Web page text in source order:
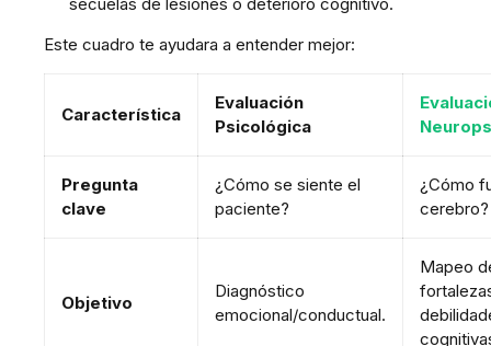
Este cuadro te ayudara a entender mejor:
Característica
Evaluación
Psicológica
Pregunta
clave
¿Cómo se siente el
paciente?
¿Cómo
cerebro?
Objetivo
Diagnóstico
emocional/conductual.
Mapeo